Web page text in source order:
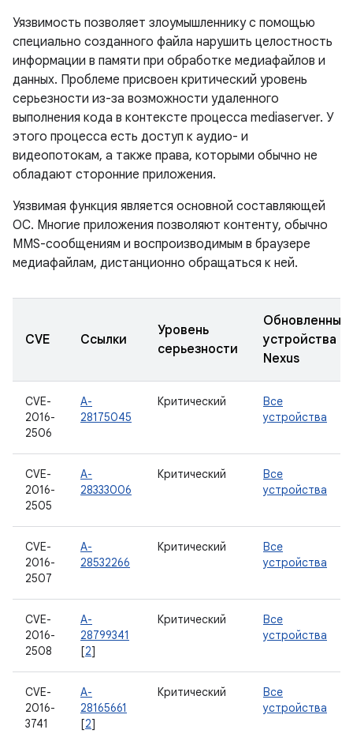
Уязвимость позволяет злоумышленнику с помощью
специально созданного файла нарушить целостность
информации в памяти при обработке медиафайлов и
данных. Проблеме присвоен критический уровень
серьезности из-за возможности удаленного
выполнения кода в контексте процесса mediaserver. У
этого процесса есть доступ к аудио- и
видеопотокам, а также права, которыми обычно не
обладают сторонние приложения.
Уязвимая функция является основной составляющей
ОС. Многие приложения позволяют контенту, обычно
MMS-сообщениям и воспроизводимым в браузере
медиафайлам, дистанционно обращаться к ней.
CVE Ссылки
Уровень
серьезности
Обновленные
устройства
Nexus
CVE-
2016-
2506
A-
28175045
Критический
Все
устройства
CVE-
2016-
2505
A-
28333006
Критический
Все
устройства
CVE-
2016-
2507
A-
28532266
Критический
Все
устройства
CVE-
2016-
2508
A-
28799341
[2]
Критический
Все
устройства
CVE-
2016-
3741
A-
28165661
[2]
Критический
Все
устройства